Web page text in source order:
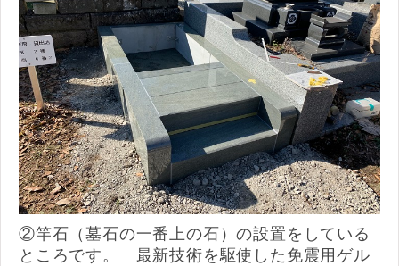
②竿石（墓石の一番上の石）の設置をしている
ところです。 最新技術を駆使した免震用ゲル